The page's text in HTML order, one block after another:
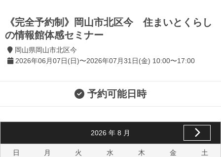
《完全予約制》岡山市北区今 住まいとくらし
の情報館体感セミナー
岡山県岡山市北区今
2026年06月07日(日)〜2026年07月31日(金) 10:00〜17:00
予約可能日時
2026 年 8 月
日 月 火 水 木 金 土